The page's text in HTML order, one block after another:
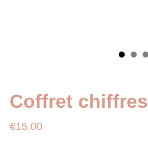
Coffret chiffres
€15.00